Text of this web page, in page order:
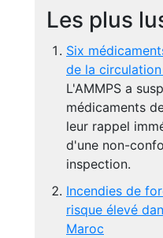
Les plus
Six
de la circulation
L'AMMPS a
médicaments
leur rappel
d'une non-
inspection.
Incendies de
risque élevé
Maroc